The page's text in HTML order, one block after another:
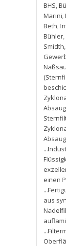
BHS,
Marini,
Beth,
Bühler,
Smidth,
einen
aus